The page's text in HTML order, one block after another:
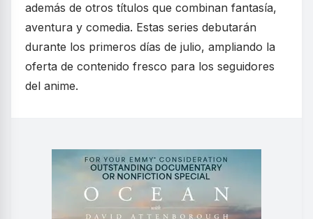
además de otros títulos que combinan fantasía,
aventura y comedia. Estas series debutarán
durante los primeros días de julio, ampliando la
oferta de contenido fresco para los seguidores
del anime.